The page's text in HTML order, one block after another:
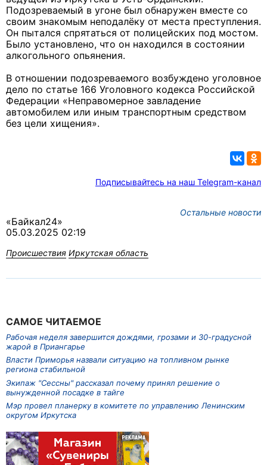
Подозреваемый в угоне был обнаружен вместе со
своим знакомым неподалёку от места преступления.
Он пытался спрятаться от полицейских под мостом.
Было установлено, что он находился в состоянии
алкогольного опьянения.
В отношении подозреваемого возбуждено уголовное
дело по статье 166 Уголовного кодекса Российской
Федерации «Неправомерное завладение
автомобилем или иным транспортным средством
без цели хищения».
Подписывайтесь на наш Telegram-канал
Остальные новости
«Байкал24»
05.03.2025 02:19
Происшествия Иркутская область
САМОЕ ЧИТАЕМОЕ
Рабочая неделя завершится дождями, грозами и 30-градусной
жарой в Приангарье
Власти Приморья назвали ситуацию на топливном рынке
региона стабильной
Экипаж "Сессны" рассказал почему принял решение о
вынужденной посадке в тайге
Мэр провел планерку в комитете по управлению Ленинским
округом Иркутска